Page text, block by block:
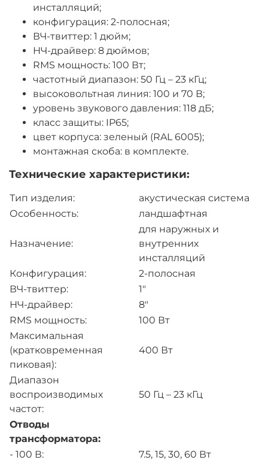
инсталляций;
конфигурация: 2-полосная;
ВЧ-твиттер: 1 дюйм;
НЧ-драйвер: 8 дюймов;
RMS мощность: 100 Вт;
частотный диапазон: 50 Гц – 23 кГц;
высоковольтная линия: 100 и 70 В;
уровень звукового давления: 118 дБ;
класс защиты: IP65;
цвет корпуса: зеленый (RAL 6005);
монтажная скоба: в комплекте.
Технические характеристики:
Тип изделия:
акустическая система
Особенность:
ландшафтная
Назначение:
для наружных и
внутренних
инсталляций
Конфигурация:
2-полосная
ВЧ-твиттер:
1″
НЧ-драйвер:
8″
RMS мощность:
100 Вт
Максимальная
(кратковременная
пиковая):
400 Вт
Диапазон
воспроизводимых
частот:
50 Гц – 23 кГц
Отводы
трансформатора:
- 100 В:
7.5, 15, 30, 60 Вт